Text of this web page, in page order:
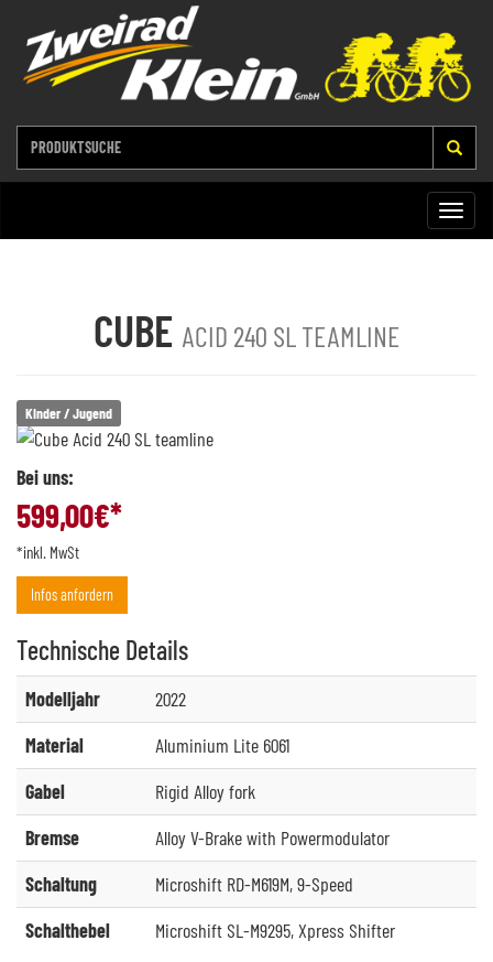
Toggle
CUBE ACID 240 SL TEAMLINE
Kinder / Jugend
Bei uns:
599,00€*
*inkl. MwSt
Infos anfordern
Technische Details
Modelljahr
2022
Material
Aluminium Lite 6061
Gabel
Rigid Alloy fork
Bremse
Alloy V-Brake with Powermodulator
Schaltung
Microshift RD-M619M, 9-Speed
Schalthebel
Microshift SL-M9295, Xpress Shifter